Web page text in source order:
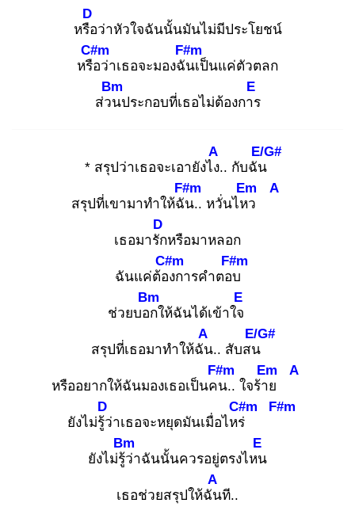
หรือ
D
ว่าหัวใจฉันนั้นมันไม่มีประโยชน์
หรือ
C#m
ว่าเธอจะมองฉัน
F#m
เป็นแค่ตัวตลก
ส่วน
Bm
ประกอบที่เธอไม่ต้องการ
E
* สรุปว่าเธอจะเอายังไง.
A
. กับฉัน
E/G#
สรุปที่เขามาทำให้ฉัน
F#m
.. หวั่นไหว
Em A
เธอมารัก
D
หรือมาหลอก
ฉันแค่ต้อง
C#m
การคำตอบ
F#m
ช่วยบอก
Bm
ให้ฉันได้เข้าใจ
E
สรุปที่เธอมาทำให้ฉัน
A
.. สับสน
E/G#
หรืออยากให้ฉันมองเธอเป็นคน
F#m
.. ใจร้าย
Em A
ยังไม่รู้ว่
D
าเธอจะหยุดมันเมื่อไหร่
C#m F#m
ยังไม่รู้ว่
Bm
าฉันนั้นควรอยู่ตรงไหน
E
เธอช่วยสรุปให้ฉัน
A
ที..